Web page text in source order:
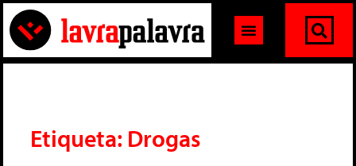
Etiqueta: Drogas